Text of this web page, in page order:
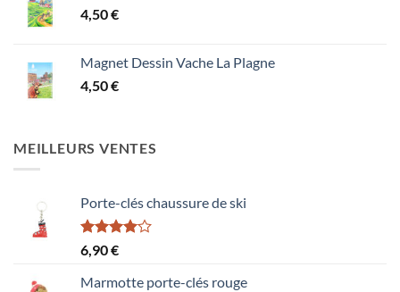
4,50€
Magnet Dessin Vache La Plagne
4,50€
MEILLEURS VENTES
Porte-clés chaussure de ski
Note
4.00
5
6,90€
Marmotte porte-clés rouge